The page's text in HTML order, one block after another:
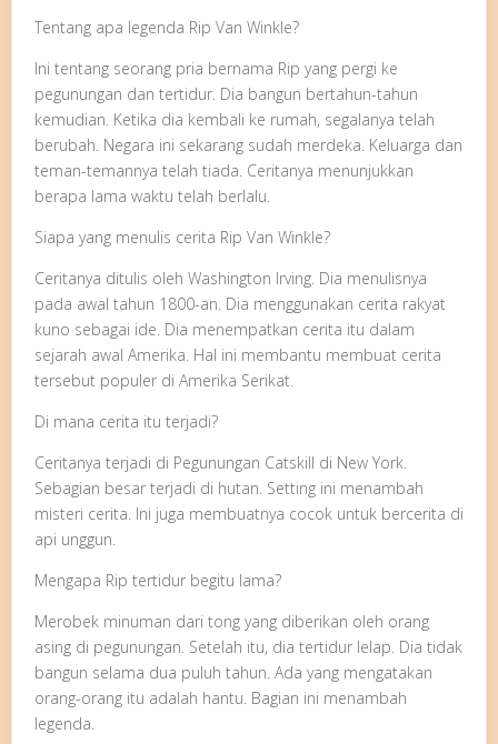
Tentang apa legenda Rip Van Winkle?
Ini tentang seorang pria bernama Rip yang pergi ke
pegunungan dan tertidur. Dia bangun bertahun-tahun
kemudian. Ketika dia kembali ke rumah, segalanya telah
berubah. Negara ini sekarang sudah merdeka. Keluarga dan
teman-temannya telah tiada. Ceritanya menunjukkan
berapa lama waktu telah berlalu.
Siapa yang menulis cerita Rip Van Winkle?
Ceritanya ditulis oleh Washington Irving. Dia menulisnya
pada awal tahun 1800-an. Dia menggunakan cerita rakyat
kuno sebagai ide. Dia menempatkan cerita itu dalam
sejarah awal Amerika. Hal ini membantu membuat cerita
tersebut populer di Amerika Serikat.
Di mana cerita itu terjadi?
Ceritanya terjadi di Pegunungan Catskill di New York.
Sebagian besar terjadi di hutan. Setting ini menambah
misteri cerita. Ini juga membuatnya cocok untuk bercerita di
api unggun.
Mengapa Rip tertidur begitu lama?
Merobek minuman dari tong yang diberikan oleh orang
asing di pegunungan. Setelah itu, dia tertidur lelap. Dia tidak
bangun selama dua puluh tahun. Ada yang mengatakan
orang-orang itu adalah hantu. Bagian ini menambah
legenda.